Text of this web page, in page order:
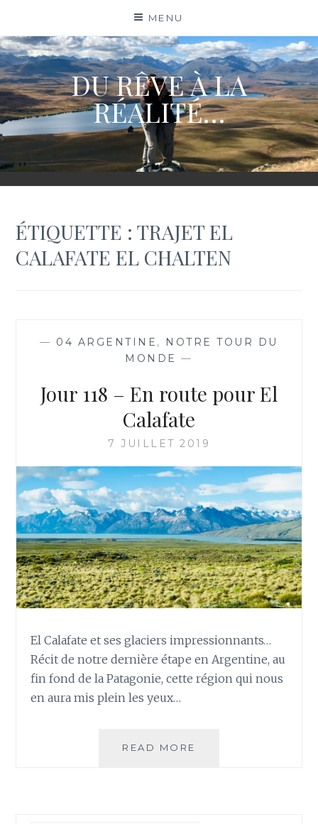
content
MENU
DU RÊVE À LA
RÉALITÉ…
ÉTIQUETTE :TRAJET EL
CALAFATE EL CHALTEN
— 04 ARGENTINE , NOTRE TOUR DU
MONDE —
Jour 118 – En route pour El
Calafate
7 JUILLET 2019
El Calafate et ses glaciers impressionnants…
Récit de notre dernière étape en Argentine, au
fin fond de la Patagonie, cette région qui nous
en aura mis plein les yeux…
READ MORE